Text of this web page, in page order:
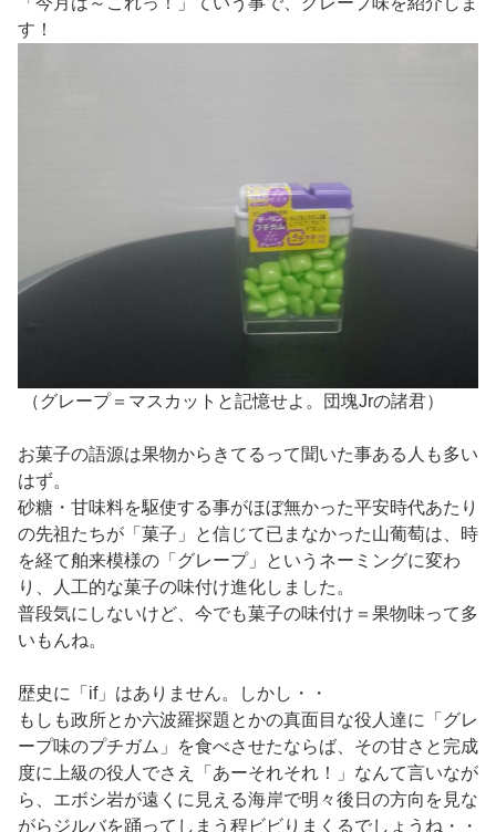
す！
（グレープ＝マスカットと記憶せよ。団塊Jrの諸君）
お菓子の語源は果物からきてるって聞いた事ある人も多い
はず。
砂糖・甘味料を駆使する事がほぼ無かった平安時代あたり
の先祖たちが「菓子」と信じて已まなかった山葡萄は、時
を経て舶来模様の「グレープ」というネーミングに変わ
り、人工的な菓子の味付け進化しました。
普段気にしないけど、今でも菓子の味付け＝果物味って多
いもんね。
歴史に「if」はありません。しかし・・
もしも政所とか六波羅探題とかの真面目な役人達に「グレ
ープ味のプチガム」を食べさせたならば、その甘さと完成
度に上級の役人でさえ「あーそれそれ！」なんて言いなが
ら、エボシ岩が遠くに見える海岸で明々後日の方向を見な
がらジルバを踊ってしまう程ビビりまくるでしょうね・・